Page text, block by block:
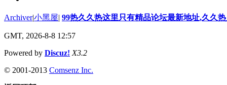
Archiver|小黑屋| 99热久久热这里只有精品论坛最新地址,久久
GMT, 2026-8-8 12:57
Powered by Discuz! X3.2
© 2001-2013 Comsenz Inc.